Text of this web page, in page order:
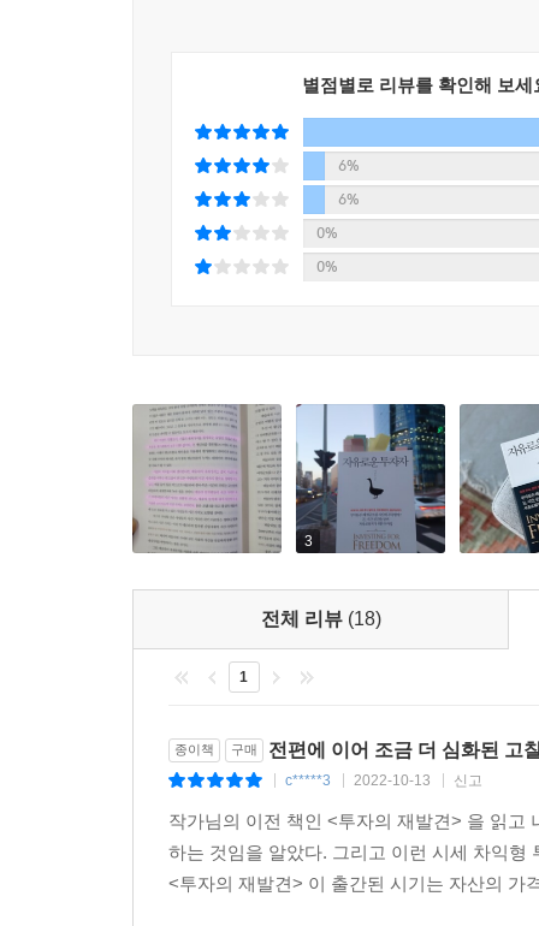
투자성과를 극대화하기 위해 생각하고 실천해야
좋은 투자방법의 5가지 핵심 개념
1장과 2장에서는 ‘투자란 무엇인가’라는 질문에
자산, 비트코인, 이더리움 등 다소 생경한 자산
3장부터는 각자가 원하는 투자의 자유를 위해
자산을 늘려가며 현금흐름 레이어를 쌓는 방법
고려할 수 있는지, 현금 흐름도표를 만들어 투
중점적으로 다룬다.
별점별로 리뷰를 확인해 보세
6%
6%
0%
0%
3
전체 리뷰 (18)
1
종이책 구매 전편에 이어 조금 더 심화된 고
c*****3 2022-10-13 신고
작가님의 이전 책인 <투자의 재발견> 을 읽고
하는 것임을 알았다. 그리고 이런 시세 차익형
<투자의 재발견> 이 출간된 시기는 자산의 가